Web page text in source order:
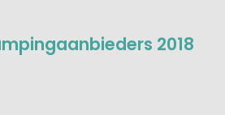
2018